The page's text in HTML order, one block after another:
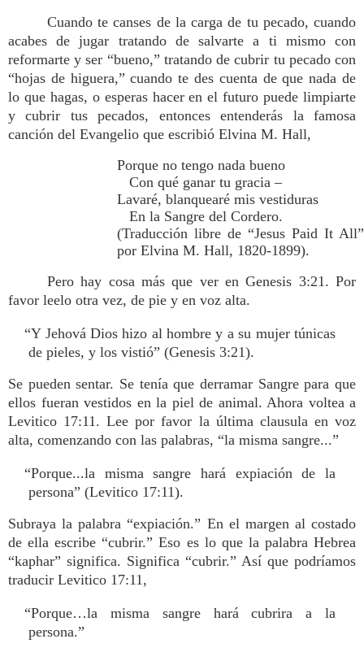
Cuando te canses de la carga de tu pecado, cuando
acabes de jugar tratando de salvarte a ti mismo con
reformarte y ser “bueno,” tratando de cubrir tu pecado con
“hojas de higuera,” cuando te des cuenta de que nada de
lo que hagas, o esperas hacer en el futuro puede limpiarte
y cubrir tus pecados, entonces entenderás la famosa
canción del Evangelio que escribió Elvina M. Hall,
Porque no tengo nada bueno
Con qué ganar tu gracia –
Lavaré, blanquearé mis vestiduras
En la Sangre del Cordero.
(Traducción libre de “Jesus Paid It All”
por Elvina M. Hall, 1820-1899).
Pero hay cosa más que ver en Genesis 3:21. Por
favor leelo otra vez, de pie y en voz alta.
“Y Jehová Dios hizo al hombre y a su mujer túnicas
de pieles, y los vistió” (Genesis 3:21).
Se pueden sentar. Se tenía que derramar Sangre para que
ellos fueran vestidos en la piel de animal. Ahora voltea a
Levitico 17:11. Lee por favor la última clausula en voz
alta, comenzando con las palabras, “la misma sangre...”
“Porque...la misma sangre hará expiación de la
persona” (Levitico 17:11).
Subraya la palabra “expiación.” En el margen al costado
de ella escribe “cubrir.” Eso es lo que la palabra Hebrea
“kaphar” significa. Significa “cubrir.” Así que podríamos
traducir Levitico 17:11,
“Porque…la misma sangre hará cubrira a la
persona.”